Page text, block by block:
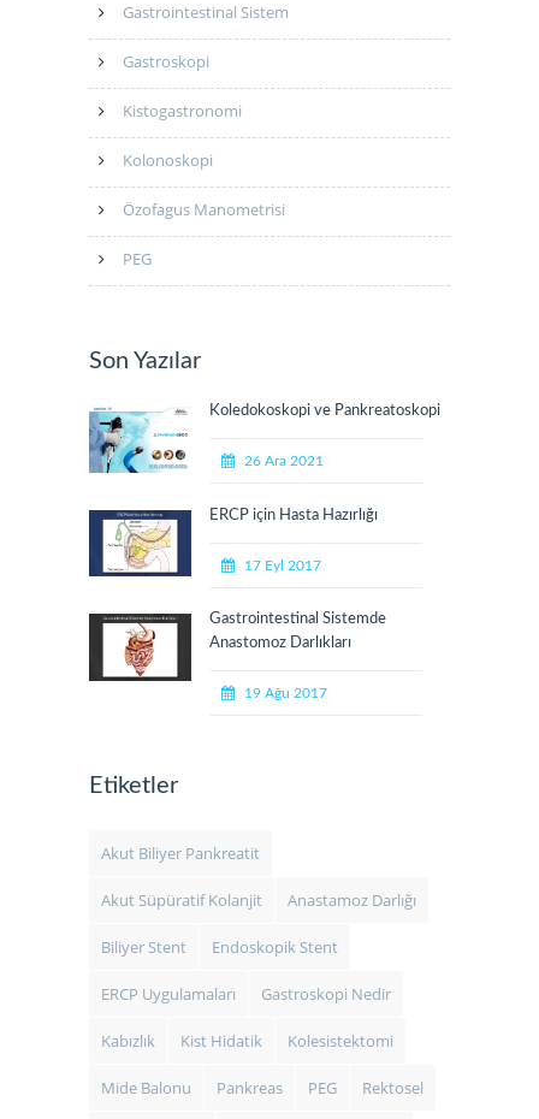
Gastrointestinal Sistem
Gastroskopi
Kistogastronomi
Kolonoskopi
Özofagus Manometrisi
PEG
Son Yazılar
Koledokoskopi ve Pankreatoskopi
26 Ara 2021
ERCP için Hasta Hazırlığı
17 Eyl 2017
Gastrointestinal Sistemde
Anastomoz Darlıkları
19 Ağu 2017
Etiketler
Akut Biliyer Pankreatit
Akut Süpüratif Kolanjit Anastamoz Darlığı
Biliyer Stent Endoskopik Stent
ERCP Uygulamaları Gastroskopi Nedir
Kabızlık Kist Hidatik Kolesistektomi
Mide Balonu Pankreas PEG Rektosel